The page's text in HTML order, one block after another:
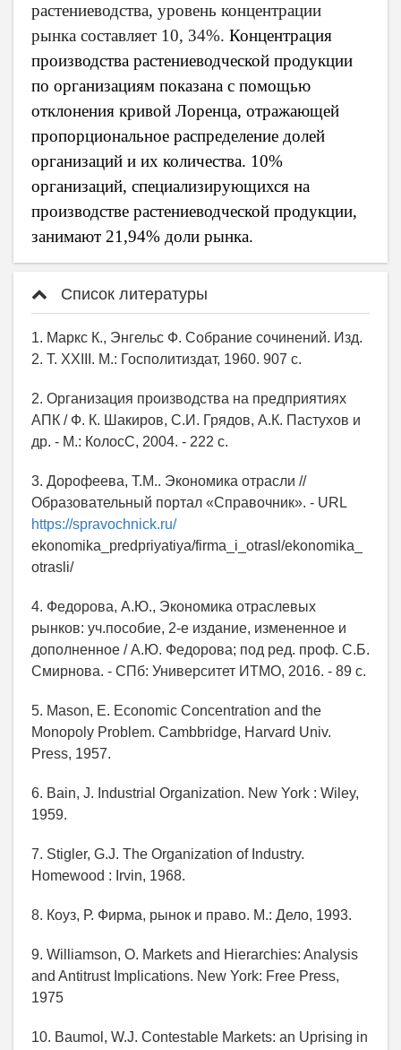
растениеводства, уровень концентрации
рынка составляет 10, 34%. Концентрация
производства растениеводческой продукции
по организациям показана с помощью
отклонения кривой Лоренца, отражающей
пропорциональное распределение долей
организаций и их количества. 10%
организаций, специализирующихся на
производстве растениеводческой продукции,
занимают 21,94% доли рынка.
Список литературы
1. Маркс К., Энгельс Ф. Собрание сочинений. Изд.
2. Т. XXIII. М.: Госполитиздат, 1960. 907 с.
2. Организация производства на предприятиях
АПК / Ф. К. Шакиров, С.И. Грядов, А.К. Пастухов и
др. - М.: КолосС, 2004. - 222 с.
3. Дорофеева, Т.М.. Экономика отрасли //
Образовательный портал «Справочник». - URL
https://spravochnick.ru/
ekonomika_predpriyatiya/firma_i_otrasl/ekonomika_
otrasli/
4. Федорова, А.Ю., Экономика отраслевых
рынков: уч.пособие, 2-е издание, измененное и
дополненное / А.Ю. Федорова; под ред. проф. С.Б.
Смирнова. - СПб: Университет ИТМО, 2016. - 89 с.
5. Mason, E. Economic Concentration and the
Monopoly Problem. Cambbridge, Harvard Univ.
Press, 1957.
6. Bain, J. Industrial Organization. New York : Wiley,
1959.
7. Stigler, G.J. The Organization of Industry.
Homewood : Irvin, 1968.
8. Коуз, Р. Фирма, рынок и право. М.: Дело, 1993.
9. Williamson, O. Markets and Hierarchies: Analysis
and Antitrust Implications. New York: Free Press,
1975
10. Baumol, W.J. Contestable Markets: an Uprising in